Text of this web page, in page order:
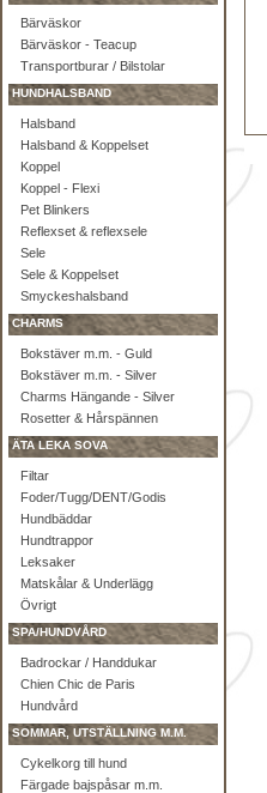
Bärväskor
Bärväskor - Teacup
Transportburar / Bilstolar
HUNDHALSBAND
Halsband
Halsband & Koppelset
Koppel
Koppel - Flexi
Pet Blinkers
Reflexset & reflexsele
Sele
Sele & Koppelset
Smyckeshalsband
CHARMS
Bokstäver m.m. - Guld
Bokstäver m.m. - Silver
Charms Hängande - Silver
Rosetter & Hårspännen
ÄTA LEKA SOVA
Filtar
Foder/Tugg/DENT/Godis
Hundbäddar
Hundtrappor
Leksaker
Matskålar & Underlägg
Övrigt
SPA/HUNDVÅRD
Badrockar / Handdukar
Chien Chic de Paris
Hundvård
SOMMAR, UTSTÄLLNING M.M.
Cykelkorg till hund
Färgade bajspåsar m.m.